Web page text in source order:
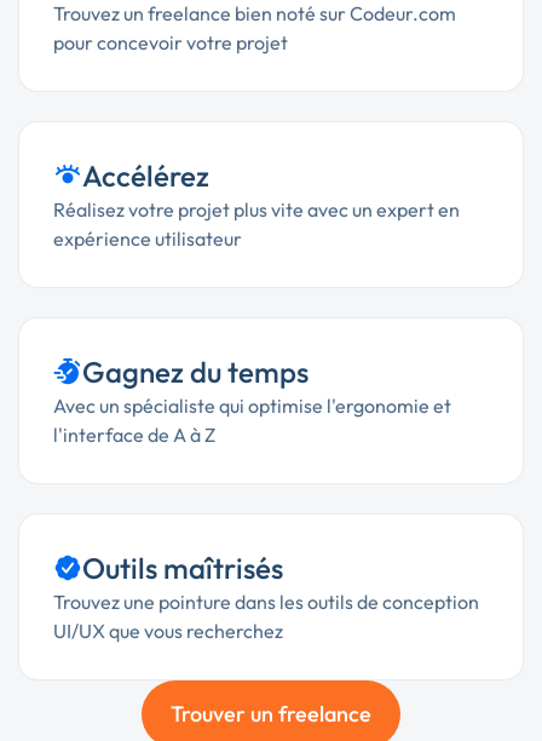
Trouvez un freelance bien noté sur Codeur.com
pour concevoir votre projet
Accélérez
Réalisez votre projet plus vite avec un expert en
expérience utilisateur
Gagnez du temps
Avec un spécialiste qui optimise l'ergonomie et
l'interface de A à Z
Outils maîtrisés
Trouvez une pointure dans les outils de conception
UI/UX que vous recherchez
Trouver un freelance